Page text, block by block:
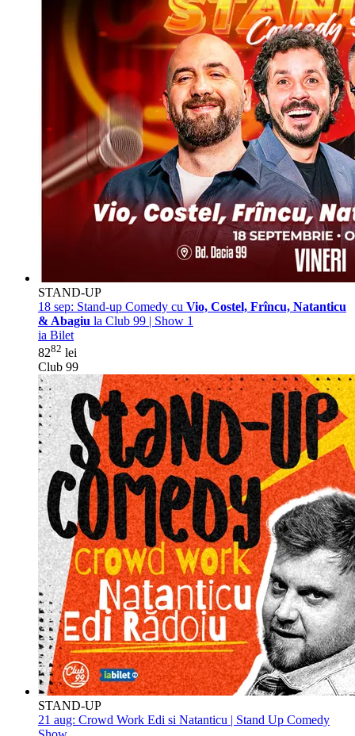
STAND-UP
18 sep: Stand-up Comedy cu Vio, Costel, Frîncu, Natanticu
& Abagiu la Club 99 | Show 1
ia Bilet
8282 lei
Club 99
STAND-UP
21 aug: Crowd Work Edi si Natanticu | Stand Up Comedy